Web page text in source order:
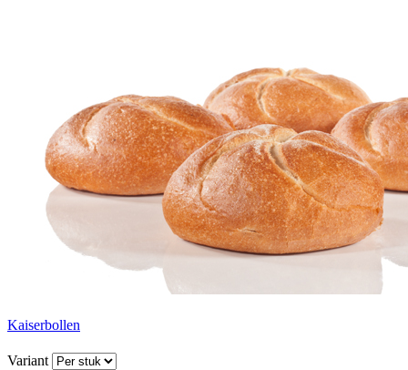
Kaiserbollen
Variant